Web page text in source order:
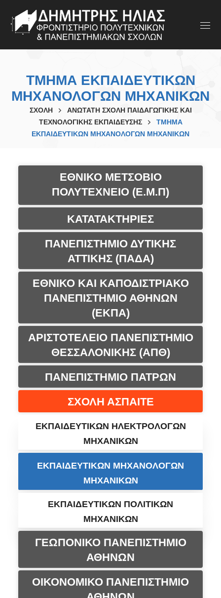
ΤΜΗΜΑ ΕΚΠΑΙΔΕΥΤΙΚΩΝ
ΜΗΧΑΝΟΛΟΓΩΝ ΜΗΧΑΝΙΚΩΝ
ΣΧΟΛΗ
ΑΝΩΤΑΤΗ ΣΧΟΛΗ ΠΑΙΔΑΓΩΓΙΚΗΣ ΚΑΙ
ΤΕΧΝΟΛΟΓΙΚΗΣ ΕΚΠΑΙΔΕΥΣΗΣ
ΤΜΗΜΑ
ΕΚΠΑΙΔΕΥΤΙΚΩΝ ΜΗΧΑΝΟΛΟΓΩΝ ΜΗΧΑΝΙΚΩΝ
ΕΘΝΙΚΟ ΜΕΤΣΟΒΙΟ
ΠΟΛΥΤΕΧΝΕΙΟ (Ε.Μ.Π)
ΚΑΤΑΤΑΚΤΗΡΙΕΣ
ΠΑΝΕΠΙΣΤΗΜΙΟ ΔΥΤΙΚΗΣ
ΑΤΤΙΚΗΣ (ΠΑΔΑ)
ΕΘΝΙΚΟ ΚΑΙ ΚΑΠΟΔΙΣΤΡΙΑΚΟ
ΠΑΝΕΠΙΣΤΗΜΙΟ ΑΘΗΝΩΝ
(ΕΚΠΑ)
ΑΡΙΣΤΟΤΕΛΕΙΟ ΠΑΝΕΠΙΣΤΗΜΙΟ
ΘΕΣΣΑΛΟΝΙΚΗΣ (ΑΠΘ)
ΠΑΝΕΠΙΣΤΗΜΙΟ ΠΑΤΡΩΝ
ΣΧΟΛΗ ΑΣΠΑΙΤΕ
ΕΚΠΑΙΔΕΥΤΙΚΩΝ ΗΛΕΚΤΡΟΛΟΓΩΝ
ΜΗΧΑΝΙΚΩΝ
ΕΚΠΑΙΔΕΥΤΙΚΩΝ ΜΗΧΑΝΟΛΟΓΩΝ
ΜΗΧΑΝΙΚΩΝ
ΕΚΠΑΙΔΕΥΤΙΚΩΝ ΠΟΛΙΤΙΚΩΝ
ΜΗΧΑΝΙΚΩΝ
ΓΕΩΠΟΝΙΚΟ ΠΑΝΕΠΙΣΤΗΜΙΟ
ΑΘΗΝΩΝ
ΟΙΚΟΝΟΜΙΚΟ ΠΑΝΕΠΙΣΤΗΜΙΟ